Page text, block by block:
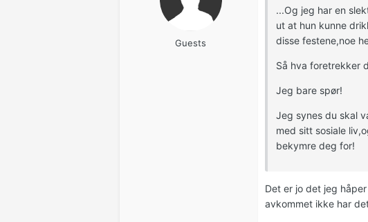
Guests
...Og jeg har en
ut at hun kunne
disse festene,noe
Så hva foretrekker
Jeg bare spør!
Jeg synes du skal
med sitt sosiale
bekymre deg for!
Det er jo det jeg
avkommet ikke har